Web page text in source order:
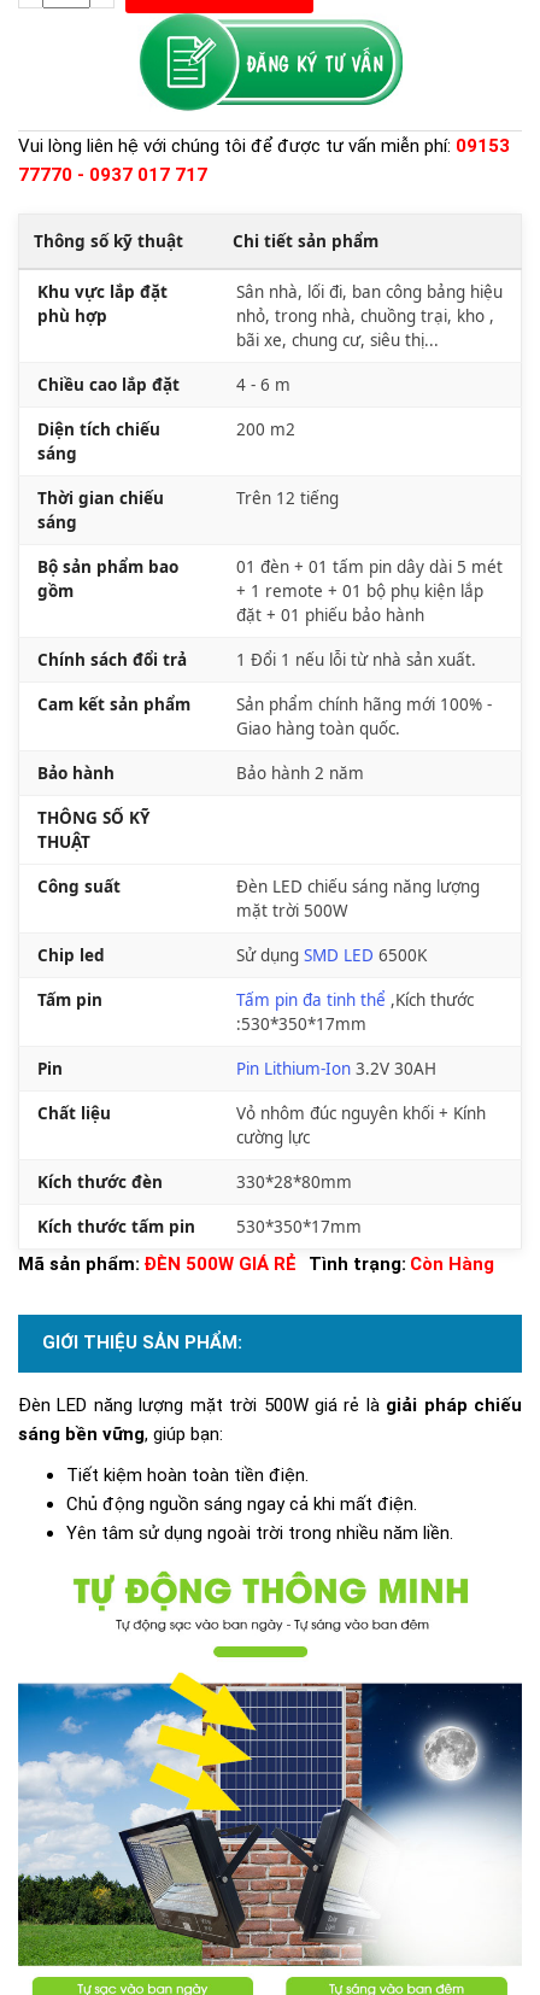
Vui lòng liên hệ với chúng tôi để được tư vấn miễn phí: 09153
77770 - 0937 017 717
Thông số kỹ thuật Chi tiết sản phẩm
Khu vực lắp đặt
phù hợp
Sân nhà, lối đi, ban công bảng hiệu
nhỏ, trong nhà, chuồng trại, kho ,
bãi xe, chung cư, siêu thị...
Chiều cao lắp đặt 4 - 6 m
Diện tích chiếu
sáng
200 m2
Thời gian chiếu
sáng
Trên 12 tiếng
Bộ sản phẩm bao
gồm
01 đèn + 01 tấm pin dây dài 5 mét
+ 1 remote + 01 bộ phụ kiện lắp
đặt + 01 phiếu bảo hành
Chính sách đổi trả 1 Đổi 1 nếu lỗi từ nhà sản xuất.
Cam kết sản phẩm
Sản phẩm chính hãng mới 100% -
Giao hàng toàn quốc.
Bảo hành Bảo hành 2 năm
THÔNG SỐ KỸ
THUẬT
Công suất
Đèn LED chiếu sáng năng lượng
mặt trời 500W
Chip led Sử dụng SMD LED 6500K
Tấm pin Tấm pin đa tinh thể ,Kích thước
:530*350*17mm
Pin Pin Lithium-Ion 3.2V 30AH
Chất liệu
Vỏ nhôm đúc nguyên khối + Kính
cường lực
Kích thước đèn 330*28*80mm
Kích thước tấm pin
530*350*17mm
Mã sản phẩm: ĐÈN 500W GIÁ RẺ Tình trạng: Còn Hàng
GIỚI THIỆU SẢN PHẨM:
Đèn LED năng lượng mặt trời 500W giá rẻ là giải pháp chiếu
sáng bền vững, giúp bạn:
Tiết kiệm hoàn toàn tiền điện.
Chủ động nguồn sáng ngay cả khi mất điện.
Yên tâm sử dụng ngoài trời trong nhiều năm liền.